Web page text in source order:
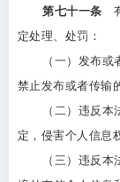
第七十一条
定处理、处罚：
（一）发布
禁止发布或者传输
（二）违反
定，侵害个人信息
（三）违反